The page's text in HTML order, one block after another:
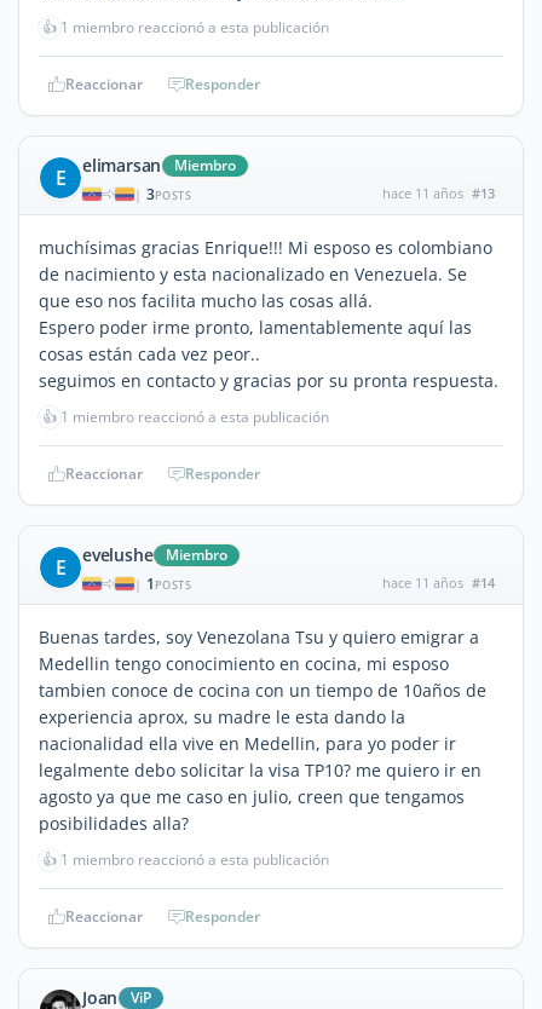
👍 1 miembro reaccionó a esta publicación
Reaccionar Responder
E elimarsan Miembro
| 3POSTS hace 11 años #13
muchísimas gracias Enrique!!! Mi esposo es colombiano
de nacimiento y esta nacionalizado en Venezuela. Se
que eso nos facilita mucho las cosas allá.
Espero poder irme pronto, lamentablemente aquí las
cosas están cada vez peor..
seguimos en contacto y gracias por su pronta respuesta.
👍 1 miembro reaccionó a esta publicación
Reaccionar Responder
E evelushe Miembro
| 1 POSTS hace 11 años #14
Buenas tardes, soy Venezolana Tsu y quiero emigrar a
Medellin tengo conocimiento en cocina, mi esposo
tambien conoce de cocina con un tiempo de 10años de
experiencia aprox, su madre le esta dando la
nacionalidad ella vive en Medellin, para yo poder ir
legalmente debo solicitar la visa TP10? me quiero ir en
agosto ya que me caso en julio, creen que tengamos
posibilidades alla?
👍 1 miembro reaccionó a esta publicación
Reaccionar Responder
Joan ViP